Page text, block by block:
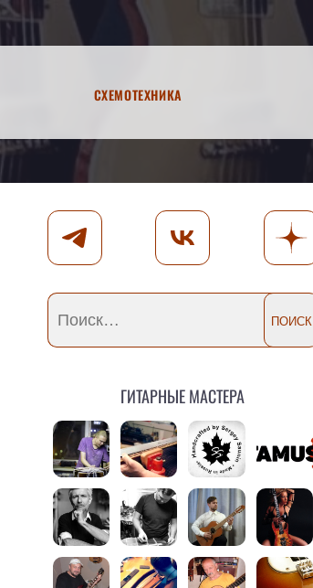
Схемотехника
Гитарные мастера